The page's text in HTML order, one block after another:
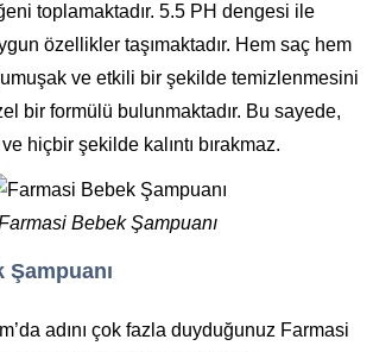
toplamaktadır. 5.5 PH dengesi ile
özellikler taşımaktadır. Hem saç hem
ve etkili bir şekilde temizlenmesini
bir formülü bulunmaktadır. Bu sayede,
hiçbir şekilde kalıntı bırakmaz.
Bebek Şampuanı
Şampuanı
adını çok fazla duyduğunuz Farmasi